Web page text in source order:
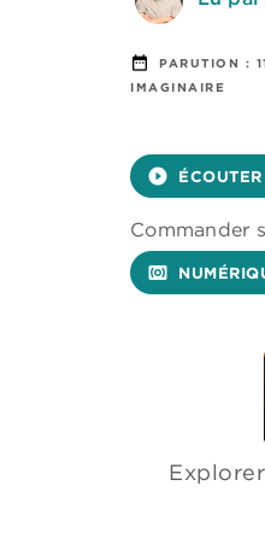
date_range PARUTION :
IMAGINAIRE
play_circle_filled
Commander
surround_sound